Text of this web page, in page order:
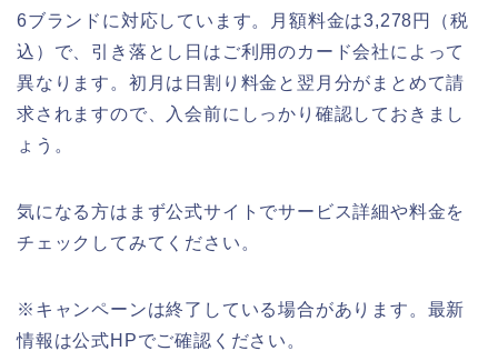
6ブランドに対応しています。月額料金は3,278円（税
込）で、引き落とし日はご利用のカード会社によって
異なります。初月は日割り料金と翌月分がまとめて請
求されますので、入会前にしっかり確認しておきまし
ょう。
気になる方はまず公式サイトでサービス詳細や料金を
チェックしてみてください。
※キャンペーンは終了している場合があります。最新
情報は公式HPでご確認ください。